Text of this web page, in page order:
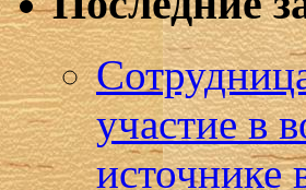
участие в
источнике